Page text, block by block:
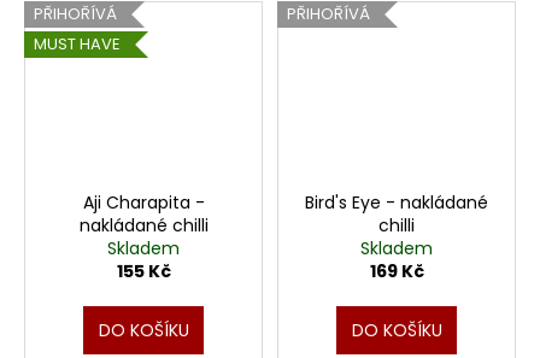
PŘIHOŘÍVÁ
MUST HAVE
Aji Charapita -
nakládané chilli
Skladem
155 Kč
DO KOŠÍKU
PŘIHOŘÍVÁ
Bird's Eye - nakládané
chilli
Skladem
169 Kč
DO KOŠÍKU